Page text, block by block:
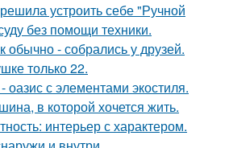
устроить себе "Ручной
без помощи техники.
обычно - собрались у друзей.
только 22.
оазис с элементами экостиля.
в которой хочется жить.
интерьер с характером.